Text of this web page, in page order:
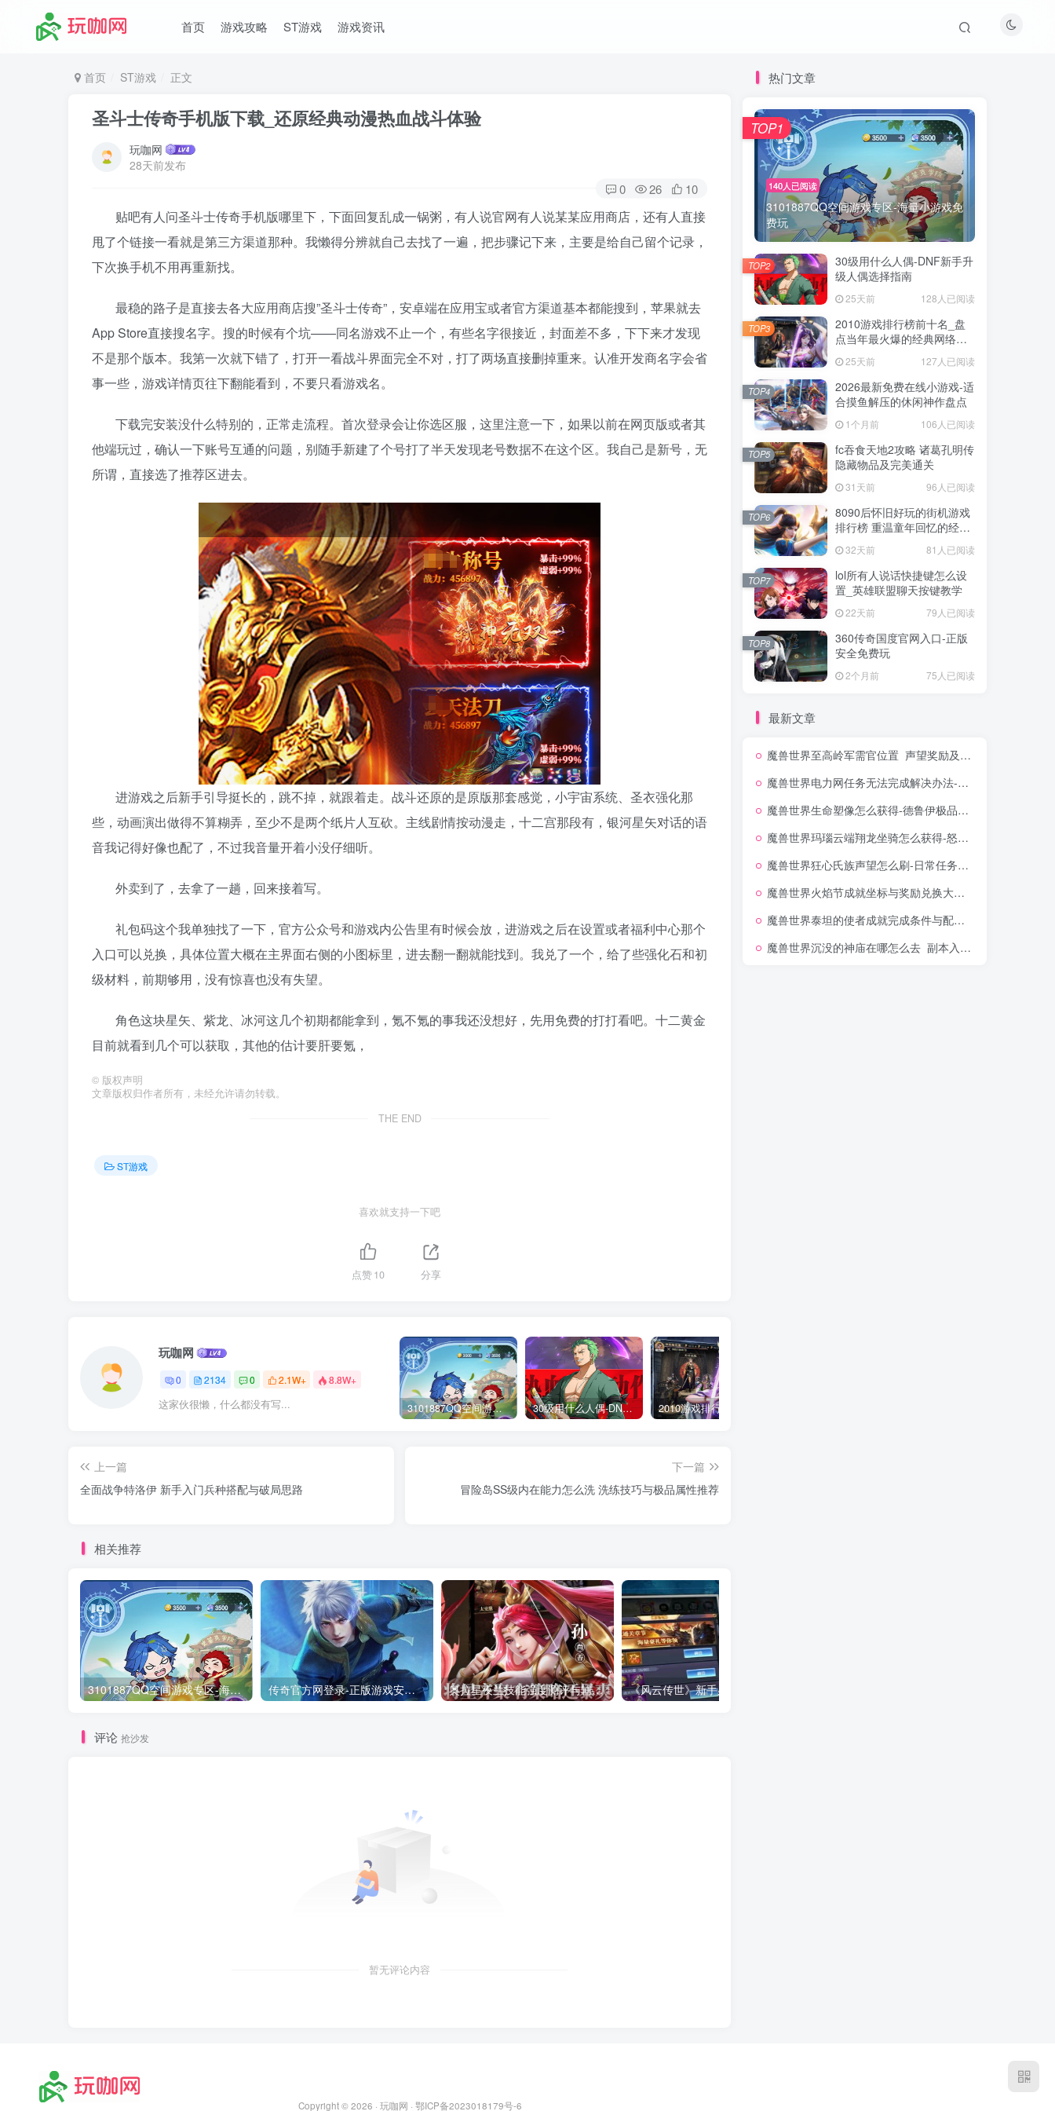
首页 游戏攻略 ST游戏 游戏资讯
首页 ST游戏 正文
圣斗士传奇手机版下载_还原经典动漫热血战斗体验
玩咖网
28天前发布
0 26 10
贴吧有人问圣斗士传奇手机版哪里下，下面回复乱成一锅粥，有人说官网有人说某某应用商店，还有人直接
甩了个链接一看就是第三方渠道那种。我懒得分辨就自己去找了一遍，把步骤记下来，主要是给自己留个记录，
下次换手机不用再重新找。
最稳的路子是直接去各大应用商店搜”圣斗士传奇”，安卓端在应用宝或者官方渠道基本都能搜到，苹果就去
App Store直接搜名字。搜的时候有个坑——同名游戏不止一个，有些名字很接近，封面差不多，下下来才发现
不是那个版本。我第一次就下错了，打开一看战斗界面完全不对，打了两场直接删掉重来。认准开发商名字会省
事一些，游戏详情页往下翻能看到，不要只看游戏名。
下载完安装没什么特别的，正常走流程。首次登录会让你选区服，这里注意一下，如果以前在网页版或者其
他端玩过，确认一下账号互通的问题，别随手新建了个号打了半天发现老号数据不在这个区。我自己是新号，无
所谓，直接选了推荐区进去。
进游戏之后新手引导挺长的，跳不掉，就跟着走。战斗还原的是原版那套感觉，小宇宙系统、圣衣强化那
些，动画演出做得不算糊弄，至少不是两个纸片人互砍。主线剧情按动漫走，十二宫那段有，银河星矢对话的语
音我记得好像也配了，不过我音量开着小没仔细听。
外卖到了，去拿了一趟，回来接着写。
礼包码这个我单独找了一下，官方公众号和游戏内公告里有时候会放，进游戏之后在设置或者福利中心那个
入口可以兑换，具体位置大概在主界面右侧的小图标里，进去翻一翻就能找到。我兑了一个，给了些强化石和初
级材料，前期够用，没有惊喜也没有失望。
角色这块星矢、紫龙、冰河这几个初期都能拿到，氪不氪的事我还没想好，先用免费的打打看吧。十二黄金
目前就看到几个可以获取，其他的估计要肝要氪，
© 版权声明
文章版权归作者所有，未经允许请勿转载。
THE END
ST游戏
喜欢就支持一下吧
点赞10 分享
玩咖网
0 2134 0 2.1W+ 8.8W+
这家伙很懒，什么都没有写... 3101887QQ空间游戏专区-海量小游戏免费玩 30级用什么人偶-DNF新手升级人偶选择指南
上一篇
全面战争特洛伊 新手入门兵种搭配与破局思路
下一篇
冒险岛SS级内在能力怎么洗 洗练技巧与极品属性推荐
相关推荐
3101887QQ空间游戏专区-海量小游戏免费玩 传奇官方网登录-正版游戏安全保障 奥拉星夜兰技能强度测评与辅助流阵容搭配_玩法心得
评论 抢沙发
暂无评论内容
热门文章
140人已阅读
3101887QQ空间游戏专区-海量小游戏免
费玩
TOP1
30级用什么人偶-DNF新手升
级人偶选择指南
25天前 128人已阅读
TOP2
2010游戏排行榜前十名_盘
点当年最火爆的经典网络游
25天前 127人已阅读
TOP3
2026最新免费在线小游戏-适
合摸鱼解压的休闲神作盘点
1个月前 106人已阅读
TOP4
fc吞食天地2攻略 诸葛孔明传
隐藏物品及完美通关
31天前 96人已阅读
TOP5
8090后怀旧好玩的街机游戏
排行榜 重温童年回忆的经典
32天前 81人已阅读
TOP6
lol所有人说话快捷键怎么设
置_英雄联盟聊天按键教学
22天前 79人已阅读
TOP7
360传奇国度官网入口-正版
安全免费玩
2个月前 75人已阅读
TOP8
最新文章
魔兽世界至高岭军需官位置_声望奖励及坐骑兑换坐标
魔兽世界电力网任务无法完成解决办法-坐标位置图文详解
魔兽世界生命塑像怎么获得-德鲁伊极品神像出处
魔兽世界玛瑙云端翔龙坐骑怎么获得-怒之煞掉落几率解析
魔兽世界狂心氏族声望怎么刷-日常任务开启与坐骑奖励一览
魔兽世界火焰节成就坐标与奖励兑换大全_仲夏节日
魔兽世界泰坦的使者成就完成条件与配装指南_奥杜尔专属头衔
魔兽世界沉没的神庙在哪怎么去_副本入口位置图文
Copyright © 2026 · 玩咖网 · 鄂ICP备2023018179号-6